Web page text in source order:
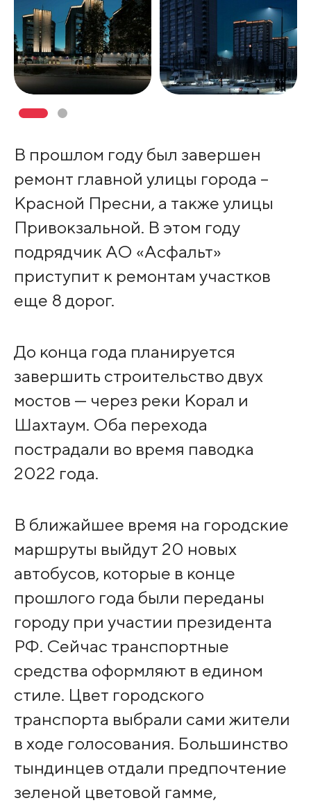
В прошлом году был завершен
ремонт главной улицы города –
Красной Пресни, а также улицы
Привокзальной. В этом году
подрядчик АО «Асфальт»
приступит к ремонтам участков
еще 8 дорог.
До конца года планируется
завершить строительство двух
мостов — через реки Корал и
Шахтаум. Оба перехода
пострадали во время паводка
2022 года.
В ближайшее время на городские
маршруты выйдут 20 новых
автобусов, которые в конце
прошлого года были переданы
городу при участии президента
РФ. Сейчас транспортные
средства оформляют в едином
стиле. Цвет городского
транспорта выбрали сами жители
в ходе голосования. Большинство
тындинцев отдали предпочтение
зеленой цветовой гамме,